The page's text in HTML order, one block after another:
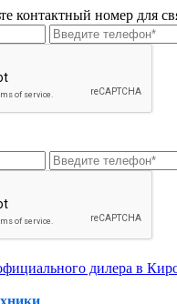
контактный номер для